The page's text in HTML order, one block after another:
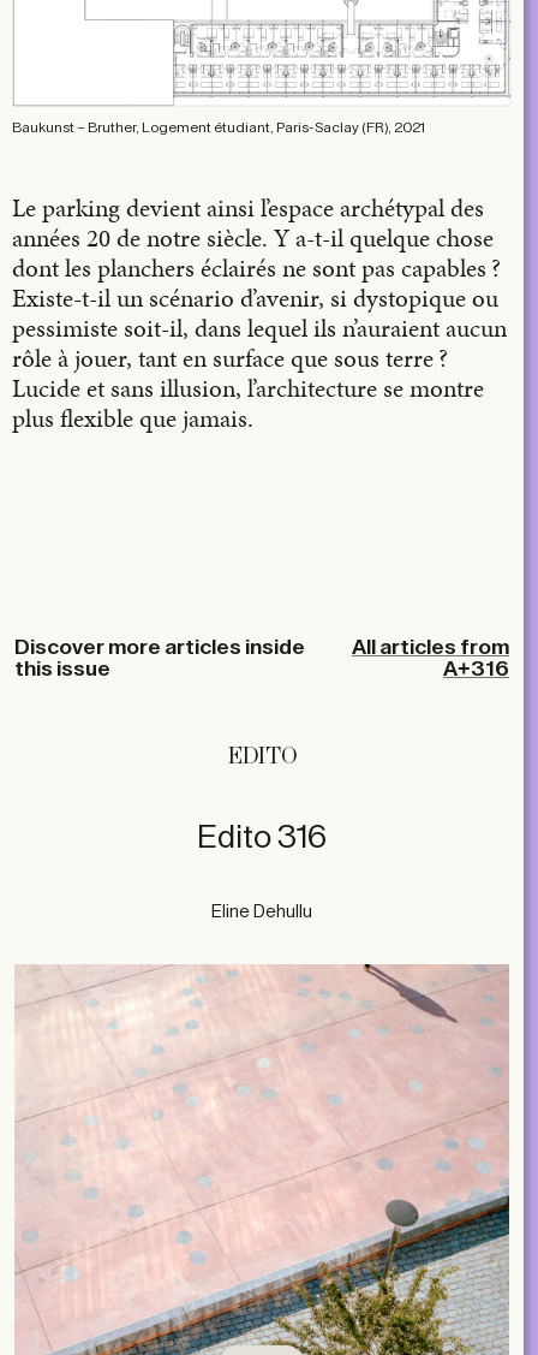
Baukunst – Bruther, Logement étudiant, Paris-Saclay (FR), 2021
Le parking devient ainsi l’espace archétypal des
années 20 de notre siècle. Y a-t-il quelque chose
dont les planchers éclairés ne sont pas capables ?
Existe-t-il un scénario d’avenir, si dystopique ou
pessimiste soit-il, dans lequel ils n’auraient aucun
rôle à jouer, tant en surface que sous terre ?
Lucide et sans illusion, l’architecture se montre
plus flexible que jamais.
Discover more articles inside
this issue
All articles from
A+316
EDITO
Edito 316
Eline Dehullu